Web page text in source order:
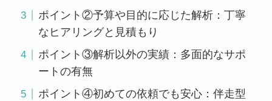
ポイント②予算や目的に応じた解析：丁寧
なヒアリングと見積もり
ポイント③解析以外の実績：多面的なサポ
ートの有無
ポイント④初めての依頼でも安心：伴走型